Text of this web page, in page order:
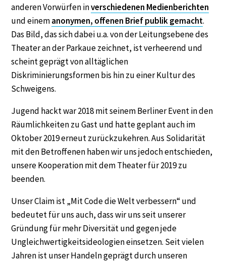
anderen Vorwürfen inverschiedenen Medienberichten
und einemanonymen, offenen Brief publik gemacht.
Das Bild, das sich dabei u.a. von der Leitungsebene des
Theater an der Parkaue zeichnet, ist verheerend und
scheint geprägt von alltäglichen
Diskriminierungsformen bis hin zu einer Kultur des
Schweigens.
Jugend hackt war 2018 mit seinem Berliner Event in den
Räumlichkeiten zu Gast und hatte geplant auch im
Oktober 2019 erneut zurückzukehren. Aus Solidarität
mit den Betroffenen haben wir uns jedoch entschieden,
unsere Kooperation mit dem Theater für 2019 zu
beenden.
Unser Claim ist „Mit Code die Welt verbessern“ und
bedeutet für uns auch, dass wir uns seit unserer
Gründung für mehr Diversität und gegen jede
Ungleichwertigkeitsideologien einsetzen. Seit vielen
Jahren ist unser Handeln geprägt durch unseren